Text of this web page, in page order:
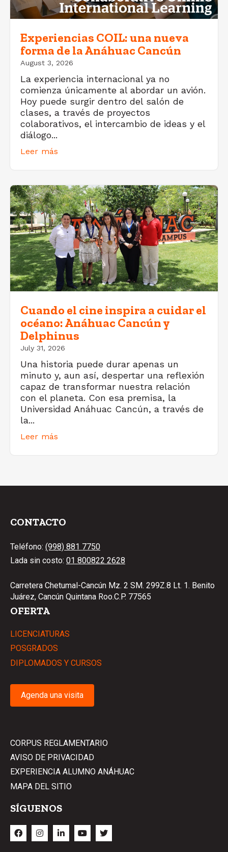
Experiencias COIL: una nueva
forma de la Anáhuac Cancún
August 3, 2026
La experiencia internacional ya no
comienza únicamente al abordar un avión.
Hoy puede surgir dentro del salón de
clases, a través de proyectos
colaborativos, el intercambio de ideas y el
diálogo...
Leer más
Cuando el cine inspira a cuidar el
océano: Anáhuac Cancún y
Delphinus
July 31, 2026
Una historia puede durar apenas un
minuto y, aun así, despertar una reflexión
capaz de transformar nuestra relación
con el planeta. Con esa premisa, la
Universidad Anáhuac Cancún, a través de
la...
Leer más
CONTACTO
Teléfono: (998) 881 7750
Lada sin costo: 01 800822 2628
Carretera Chetumal-Cancún Mz. 2 SM. 299Z.8 Lt. 1. Benito
Juárez, Cancún Quintana Roo.C.P. 77565
OFERTA
LICENCIATURAS
POSGRADOS
DIPLOMADOS Y CURSOS
Agenda una visita
CORPUS REGLAMENTARIO
AVISO DE PRIVACIDAD
EXPERIENCIA ALUMNO ANÁHUAC
MAPA DEL SITIO
SÍGUENOS